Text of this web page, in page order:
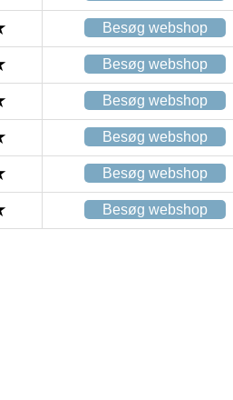
Besøg webshop
Besøg webshop
Besøg webshop
Besøg webshop
Besøg webshop
Besøg webshop